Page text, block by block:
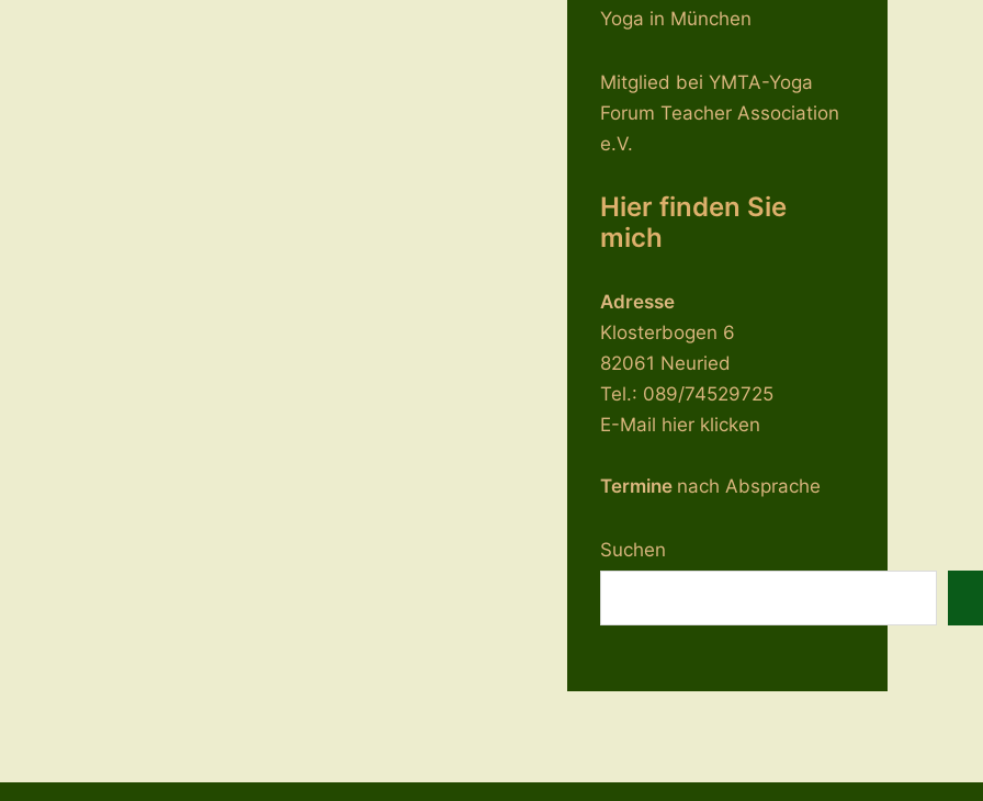
Yoga in München
Mitglied bei YMTA-Yoga
Forum Teacher Association
e.V.
Hier finden Sie
mich
Adresse
Klosterbogen 6
82061 Neuried
Tel.: 089/74529725
E-Mail hier klicken
Termine nach Absprache
Suchen